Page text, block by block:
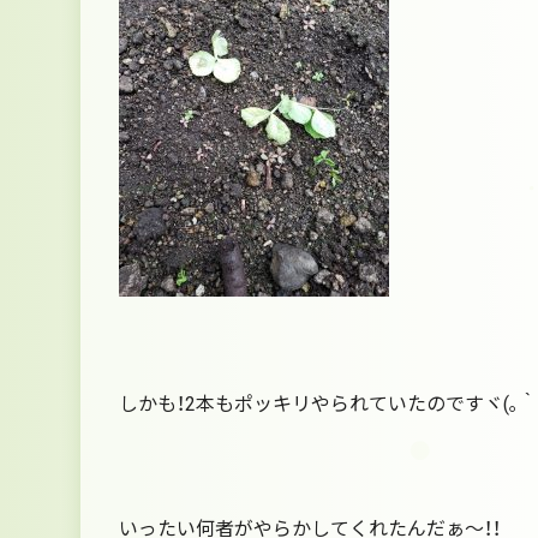
しかも！2本もポッキリやられていたのですヾ(｡
いったい何者がやらかしてくれたんだぁ～！！